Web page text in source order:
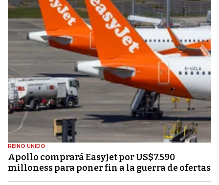
REINO UNIDO
Apollo comprará EasyJet por US$7.590
milloness para poner fin a la guerra de ofertas